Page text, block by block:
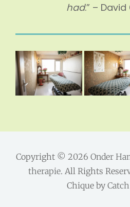
had.” – David
Copyright © 2026 Onder
therapie. All Rights
Chique by